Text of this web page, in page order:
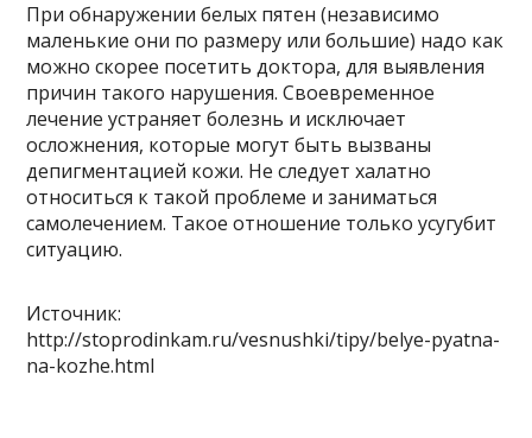
При обнаружении белых пятен (независимо
маленькие они по размеру или большие) надо как
можно скорее посетить доктора, для выявления
причин такого нарушения. Своевременное
лечение устраняет болезнь и исключает
осложнения, которые могут быть вызваны
депигментацией кожи. Не следует халатно
относиться к такой проблеме и заниматься
самолечением. Такое отношение только усугубит
ситуацию.
Источник:
http://stoprodinkam.ru/vesnushki/tipy/belye-pyatna-
na-kozhe.html